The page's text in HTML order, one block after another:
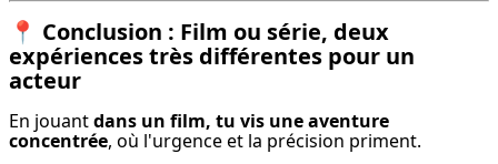
📍 Conclusion : Film ou série, deux
expériences très différentes pour un
acteur
En jouant dans un film, tu vis une aventure
concentrée, où l'urgence et la précision priment.